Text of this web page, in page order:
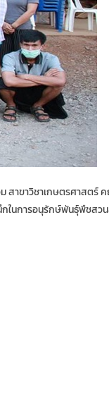
สาขาวิชาเกษตรศาสตร์
ในการอนุรักษ์พันธุ์พืชสว